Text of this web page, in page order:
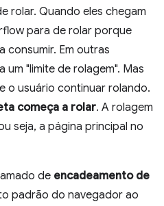
rolar. Quando eles chegam
para de rolar porque
consumir. Em outras
um "limite de rolagem". Mas
o usuário continuar rolando.
começa a rolar. A rolagem
seja, a página principal no
de encadeamento de
padrão do navegador ao